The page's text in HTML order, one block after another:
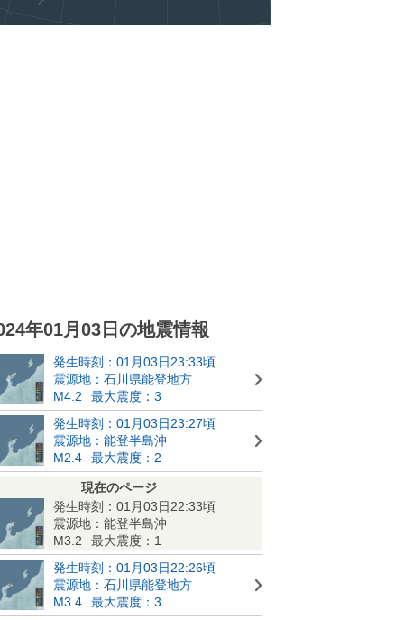
年01月03日の地震情報
発生時刻：01月03日23:33頃
震源地：石川県能登地方
M4.2
最大震度：3
発生時刻：01月03日23:27頃
震源地：能登半島沖
M2.4
最大震度：2
現在のページ
発生時刻：01月03日22:33頃
震源地：能登半島沖
M3.2
最大震度：1
発生時刻：01月03日22:26頃
震源地：石川県能登地方
M3.4
最大震度：3